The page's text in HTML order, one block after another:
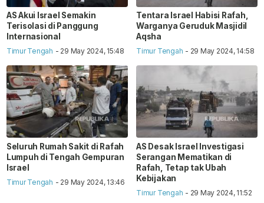
AS Akui Israel Semakin
Terisolasi di Panggung
Internasional
Timur Tengah - 29 May 2024, 15:48
Tentara Israel Habisi Rafah,
Warganya Geruduk Masjidil
Aqsha
Timur Tengah - 29 May 2024, 14:58
Seluruh Rumah Sakit di Rafah
Lumpuh di Tengah Gempuran
Israel
Timur Tengah - 29 May 2024, 13:46
AS Desak Israel Investigasi
Serangan Mematikan di
Rafah, Tetap tak Ubah
Kebijakan
Timur Tengah - 29 May 2024, 11:52